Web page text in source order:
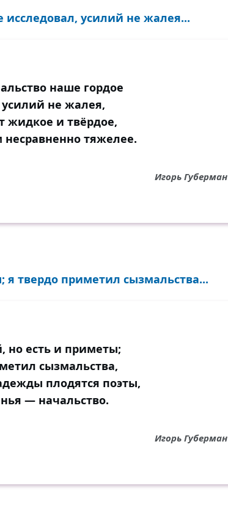
исследовал, усилий не жалея...
наше гордое
не жалея,
жидкое и твёрдое,
тяжелее.
Игорь Губерман
я твердо приметил сызмальства...
но есть и приметы;
сызмальства,
плодятся поэты,
— начальство.
Игорь Губерман